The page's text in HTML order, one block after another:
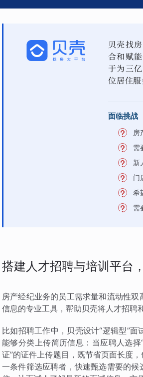
贝壳找
合和赋
于为三
位居住服
面临挑战
房
需
新
门
希
需
搭建人才招聘与培训平台
房产经纪业务的员工需求量和流动性
信息的专业工具，帮助贝壳将人才招聘
比如招聘工作中，贝壳设计“逻辑型”
能够分类上传简历信息：当应聘人选
证”的证件上传题目，既节省页面长度
一条件筛选应聘者，快速甄选需要的